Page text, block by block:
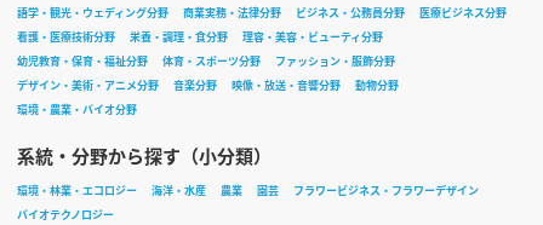
語学・観光・ウェディング分野
商業実務・法律分野 ビジネス・公務員分野
医療ビジネス分野
看護・医療技術分野
栄養・調理・食分野
理容・美容・ビューティ分野
幼児教育・保育・福祉分野
体育・スポーツ分野
ファッション・服飾分野
デザイン・美術・アニメ分野
音楽分野 映像・放送・音響分野
動物分野
環境・農業・バイオ分野
系統・分野から探す（小分類）
環境・林業・エコロジー 海洋・水産 農業 園芸
フラワービジネス・フラワーデザイン
バイオテクノロジー